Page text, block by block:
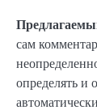
сам
определять и